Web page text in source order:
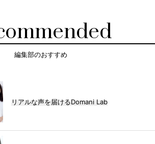
編集部のおすすめ
リアルな声を届けるDomani Lab